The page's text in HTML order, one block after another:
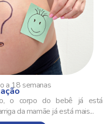
a 18 semanas
o corpo do bebê já está
da mamãe já está mais...